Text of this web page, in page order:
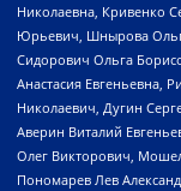
Николаевна, Кривенко
Юрьевич, Шнырова
Сидорович Ольга
Анастасия Евгеньевна,
Николаевич, Дугин
Аверин Виталий
Олег Викторович,
Пономарев Лев